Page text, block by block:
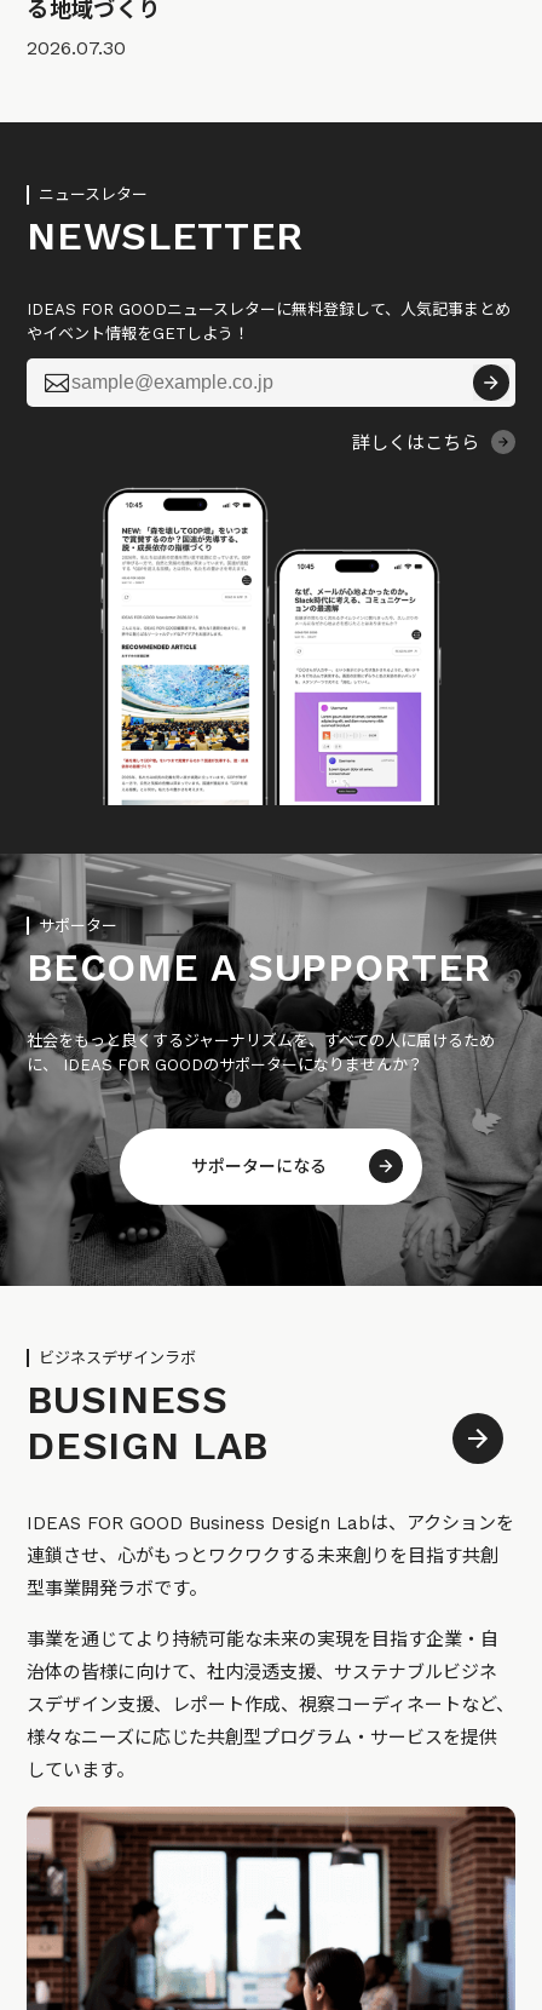
る地域づくり
2026.07.30
ニュースレター
NEWSLETTER
IDEAS FOR GOODニュースレターに無料登録して、人気記事まとめ
やイベント情報をGETしよう！

詳しくはこちら
サポーター
BECOME A SUPPORTER
社会をもっと良くするジャーナリズムを、すべての人に届けるため
に、 IDEAS FOR GOODのサポーターになりませんか？
サポーターになる
ビジネスデザインラボ
BUSINESS
DESIGN LAB
IDEAS FOR GOOD Business Design Labは、アクションを
連鎖させ、心がもっとワクワクする未来創りを目指す共創
型事業開発ラボです。
事業を通じてより持続可能な未来の実現を目指す企業・自
治体の皆様に向けて、社内浸透支援、サステナブルビジネ
スデザイン支援、レポート作成、視察コーディネートなど、
様々なニーズに応じた共創型プログラム・サービスを提供
しています。